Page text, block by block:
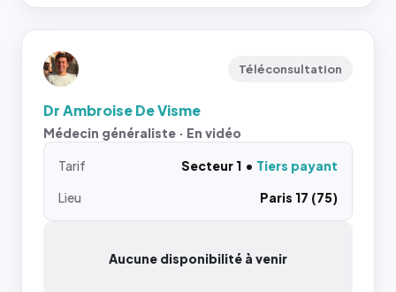
Téléconsultation
Dr Ambroise De Visme
Médecin généraliste · En vidéo
Tarif Secteur 1
Tiers payant
Lieu
Paris 17 (75)
Aucune disponibilité à venir